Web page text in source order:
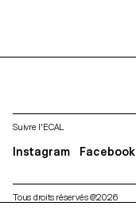
Suivre l'ECAL
Instagram Facebook
Tous droits réservés @2026